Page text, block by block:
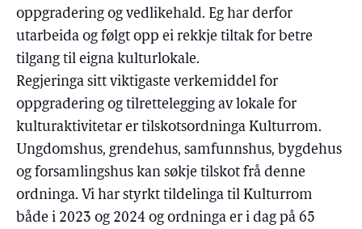
oppgradering og vedlikehald. Eg har derfor
utarbeida og følgt opp ei rekkje tiltak for betre
tilgang til eigna kulturlokale.
Regjeringa sitt viktigaste verkemiddel for
oppgradering og tilrettelegging av lokale for
kulturaktivitetar er tilskotsordninga Kulturrom.
Ungdomshus, grendehus, samfunnshus, bygdehus
og forsamlingshus kan søkje tilskot frå denne
ordninga. Vi har styrkt tildelinga til Kulturrom
både i 2023 og 2024 og ordninga er i dag på 65